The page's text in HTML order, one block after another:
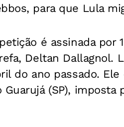
para que Lula
é assinada por
Deltan Dallagnol.
do ano passado.
Guarujá (SP), imposta